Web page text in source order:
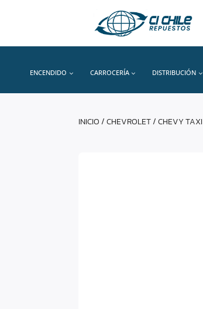
ENCENDIDO CARROCERÍA DISTRIBUCIÓN
INICIO/CHEVROLET/CHEVY TAXI